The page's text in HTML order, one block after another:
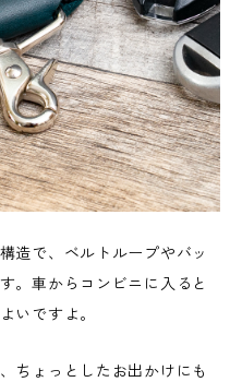
造で、ベルトループやバッ
。車からコンビニに入ると
いですよ。
ちょっとしたお出かけにも